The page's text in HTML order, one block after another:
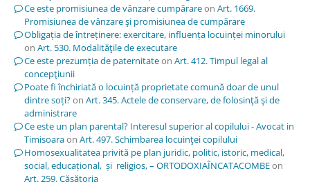
Ce este promisiunea de vânzare cumpărareon Art. 1669.
Promisiunea de vânzare şi promisiunea de cumpărare
Obligația de întreținere: exercitare, influența locuinței minorului
on Art. 530. Modalităţile de executare
Ce este prezumția de paternitateon Art. 412. Timpul legal al
concepţiunii
Poate fi închiriată o locuință proprietate comună doar de unul
dintre soți?on Art. 345. Actele de conservare, de folosinţă şi de
administrare
Ce este un plan parental? Interesul superior al copilului - Avocat in
Timisoaraon Art. 497. Schimbarea locuinţei copilului
Homosexualitatea privită pe plan juridic, politic, istoric, medical,
social, educațional, și religios, – ORTODOXIAÎNCATACOMBEon
Art. 259. Căsătoria